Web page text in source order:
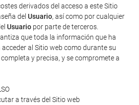
derivados del acceso a este Sitio
del Usuario, así como por cualquier
Usuario por parte de terceros.
que toda la información que ha
al Sitio web como durante su
y precisa, y se compromete a
a través del Sitio web